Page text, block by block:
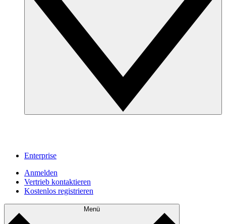
Enterprise
Anmelden
Vertrieb kontaktieren
Kostenlos registrieren
Menü